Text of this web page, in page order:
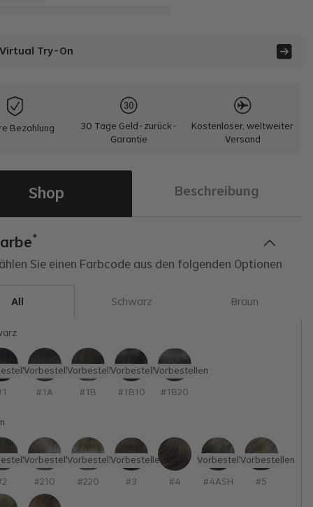
Try-On
Bezahlung
30 Tage Geld-zurück-
Garantie
Kostenloser, weltweiter
Versand
Shop Beschreibung
*
Sie einen Farbcode aus den folgenden Optionen
All Schwarz Braun
Vorbestellen
#1A
Vorbestellen
#1B
Vorbestellen
#1B10
Vorbestellen
#1B20
Vorbestellen
#210
Vorbestellen
#220
Vorbestellen
#3 #4
Vorbestellen
#4ASH
Vorbestellen
#5